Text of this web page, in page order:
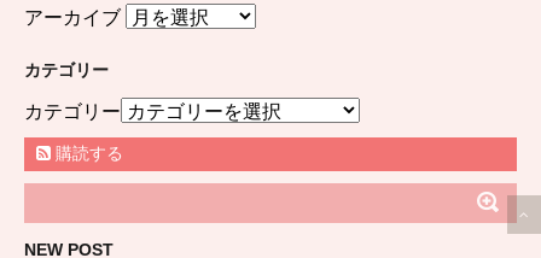
アーカイブ
カテゴリー
カテゴリー
購読する
NEW POST